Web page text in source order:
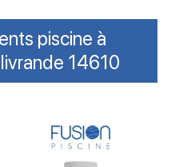
piscine à
14610